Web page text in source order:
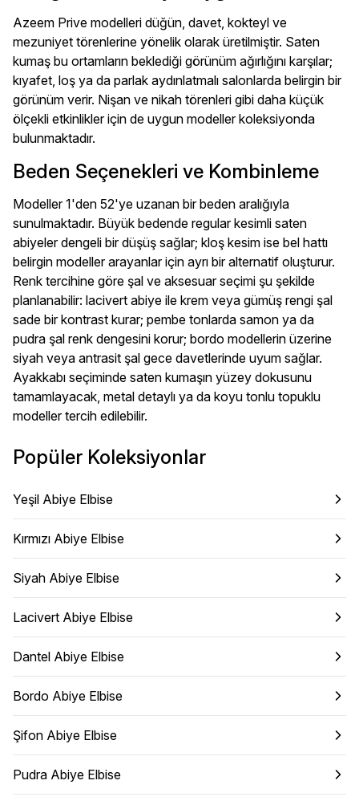
Azeem Prive modelleri düğün, davet, kokteyl ve
mezuniyet törenlerine yönelik olarak üretilmiştir. Saten
kumaş bu ortamların beklediği görünüm ağırlığını karşılar;
kıyafet, loş ya da parlak aydınlatmalı salonlarda belirgin bir
görünüm verir. Nişan ve nikah törenleri gibi daha küçük
ölçekli etkinlikler için de uygun modeller koleksiyonda
bulunmaktadır.
Beden Seçenekleri ve Kombinleme
Modeller 1'den 52'ye uzanan bir beden aralığıyla
sunulmaktadır. Büyük bedende regular kesimli saten
abiyeler dengeli bir düşüş sağlar; kloş kesim ise bel hattı
belirgin modeller arayanlar için ayrı bir alternatif oluşturur.
Renk tercihine göre şal ve aksesuar seçimi şu şekilde
planlanabilir: lacivert abiye ile krem veya gümüş rengi şal
sade bir kontrast kurar; pembe tonlarda samon ya da
pudra şal renk dengesini korur; bordo modellerin üzerine
siyah veya antrasit şal gece davetlerinde uyum sağlar.
Ayakkabı seçiminde saten kumaşın yüzey dokusunu
tamamlayacak, metal detaylı ya da koyu tonlu topuklu
modeller tercih edilebilir.
Popüler Koleksiyonlar
Yeşil Abiye Elbise
Kırmızı Abiye Elbise
Siyah Abiye Elbise
Lacivert Abiye Elbise
Dantel Abiye Elbise
Bordo Abiye Elbise
Şifon Abiye Elbise
Pudra Abiye Elbise